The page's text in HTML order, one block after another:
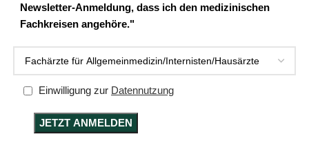
Newsletter-Anmeldung, dass ich den medizinischen
Fachkreisen angehöre."
Einwilligung zur Datennutzung